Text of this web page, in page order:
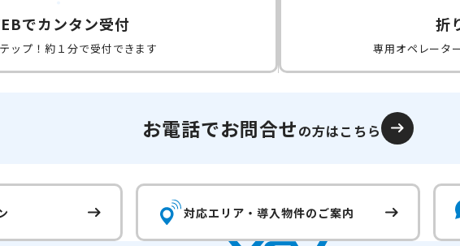
でカンタン受付
ップ！約１分で受付できます
折
専用オペレータ
お電話でお問合せの方はこちら
対応エリア・導入物件のご案内